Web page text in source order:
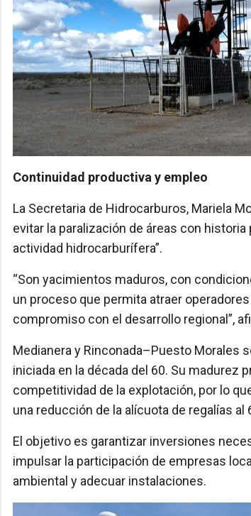
Continuidad productiva y empleo
La Secretaria de Hidrocarburos, Mariela
evitar la paralización de áreas con
actividad hidrocarburífera”.
“Son yacimientos maduros, con
un proceso que permita atraer
compromiso con el desarrollo regional”,
Medianera y Rinconada–Puesto Morales
iniciada en la década del 60. Su madurez
competitividad de la explotación, por lo
una reducción de la alícuota de regalías al
El objetivo es garantizar inversiones
impulsar la participación de empresas
ambiental y adecuar instalaciones.